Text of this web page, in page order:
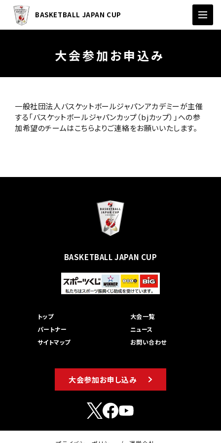
BASKETBALL JAPAN CUP
大会参加お申込み
一般社団法人バスケットボールジャパンアカデミーが主催
する「バスケットボールジャパンカップ（bjカップ）」への参
加希望のチームはこちらよりご連絡をお願いいたします。
BASKETBALL JAPAN CUP
トップ
大会一覧
パートナー
ニュース
サイトマップ
お問い合わせ
大会参加お申し込み